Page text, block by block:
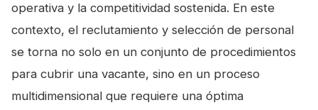
operativa y la competitividad sostenida. En este
contexto, el reclutamiento y selección de personal
se torna no solo en un conjunto de procedimientos
para cubrir una vacante, sino en un proceso
multidimensional que requiere una óptima